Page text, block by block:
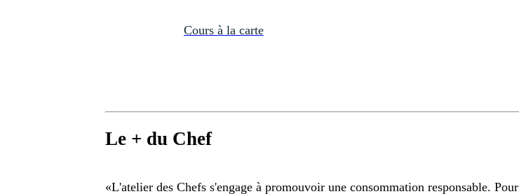
Cours à la carte
Le + du Chef
«L'atelier des Chefs s'engage à promouvoir une consommation responsable. Pour